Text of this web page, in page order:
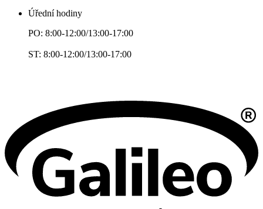
Úřední hodiny
PO: 8:00-12:00/13:00-17:00
ST: 8:00-12:00/13:00-17:00